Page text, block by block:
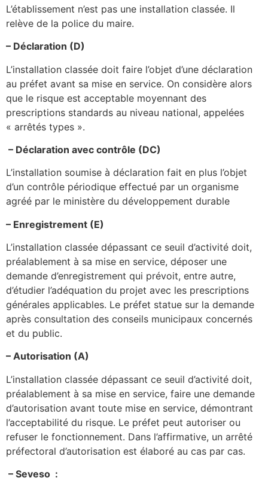
L’établissement n’est pas une installation classée. Il
relève de la police du maire.
– Déclaration (D)
L’installation classée doit faire l’objet d’une déclaration
au préfet avant sa mise en service. On considère alors
que le risque est acceptable moyennant des
prescriptions standards au niveau national, appelées
« arrêtés types ».
– Déclaration avec contrôle (DC)
L’installation soumise à déclaration fait en plus l’objet
d’un contrôle périodique effectué par un organisme
agréé par le ministère du développement durable
– Enregistrement (E)
L’installation classée dépassant ce seuil d’activité doit,
préalablement à sa mise en service, déposer une
demande d’enregistrement qui prévoit, entre autre,
d’étudier l’adéquation du projet avec les prescriptions
générales applicables. Le préfet statue sur la demande
après consultation des conseils municipaux concernés
et du public.
– Autorisation (A)
L’installation classée dépassant ce seuil d’activité doit,
préalablement à sa mise en service, faire une demande
d’autorisation avant toute mise en service, démontrant
l’acceptabilité du risque. Le préfet peut autoriser ou
refuser le fonctionnement. Dans l’affirmative, un arrêté
préfectoral d’autorisation est élaboré au cas par cas.
– Seveso :